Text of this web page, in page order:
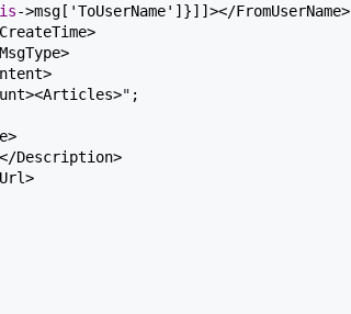
->msg['ToUserName']}]]></FromUserName>
" ;